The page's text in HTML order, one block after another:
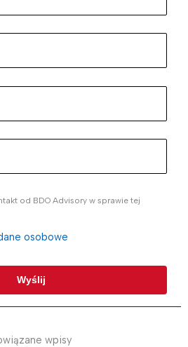
od BDO Advisory w sprawie tej
osobowe
wpisy